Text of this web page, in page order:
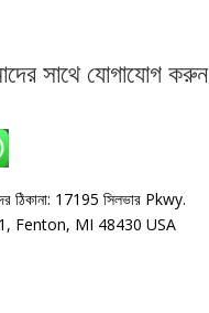
সাথে যোগাযোগ করুন
হোয়াটসঅ্যাপ: +1 240-499-5704
ঠিকানা: 17195 সিলভার Pkwy.
Fenton, MI 48430 USA